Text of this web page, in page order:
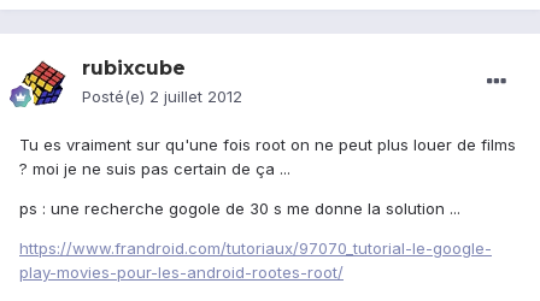
rubixcube
Posté(e) 2 juillet 2012
Tu es vraiment sur qu'une fois root on ne peut plus louer de films
? moi je ne suis pas certain de ça ...
ps : une recherche gogole de 30 s me donne la solution ...
https://www.frandroid.com/tutoriaux/97070_tutorial-le-google-
play-movies-pour-les-android-rootes-root/